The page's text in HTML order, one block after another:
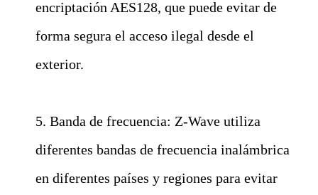
encriptación AES128, que puede evitar de
forma segura el acceso ilegal desde el
exterior.
5. Banda de frecuencia: Z-Wave utiliza
diferentes bandas de frecuencia inalámbrica
en diferentes países y regiones para evitar